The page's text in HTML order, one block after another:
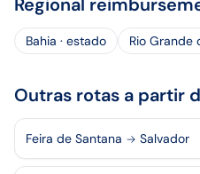
Bahia · estado Rio Grande
Outras rotas a partir
Feira de Santana Salvador